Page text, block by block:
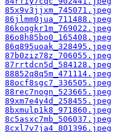
85x9v3jjxm_745071.jpeg
86jlmm0jua_711488.jpeg
86koqgkr1m_769022.jpeg
86o8h85bo0_165408.jpeg
86q895uoak_328495.jpeg
87b0ziz78z_706055.jpeg
87rrtdcn5d_584128.jpeg
88852q8q5m_471114.jpeg
88ocf8sgc7_336505.jpeg
88rec7nogn_523665.jpeg
89xm7e4y4d_258455.jpeg
8bxmulp1k8_971860.jpeg
8c5asxc7mb_506037.jpeg
8cxl7v7ja4_801396.jpeg